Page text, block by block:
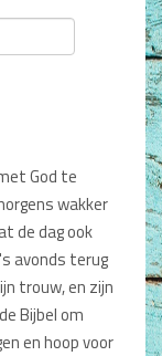
God te
wakker
de dag ook
avonds terug
trouw, en zijn
Bijbel om
en hoop voor